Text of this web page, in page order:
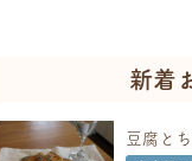
新着
豆腐と